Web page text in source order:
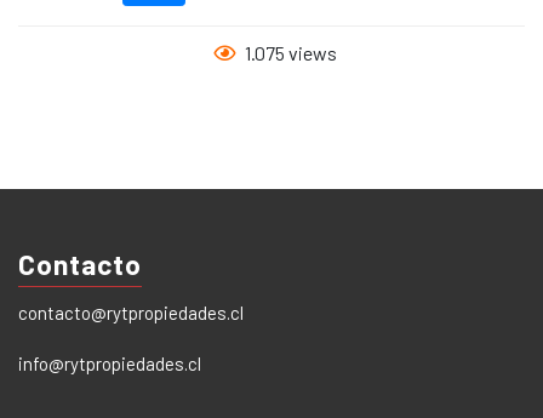
1.075 views
Contacto
contacto@rytpropiedades.cl
info@rytpropiedades.cl